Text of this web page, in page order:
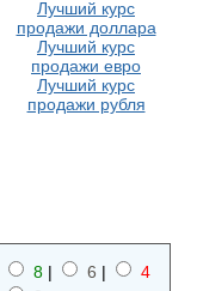
Лучший курс
продажи доллара
Лучший курс
продажи евро
Лучший курс
продажи рубля
8 | 6 |
4